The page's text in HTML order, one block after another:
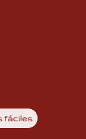
fáciles